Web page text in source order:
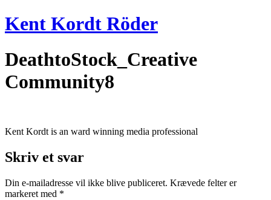
Videre
til
Kent Kordt Röder
DeathtoStock_Creative
Community8
Kent Kordt is an ward winning media professional
Skriv et svar
Din e-mailadresse vil ikke blive publiceret. Krævede felter er
markeret med *